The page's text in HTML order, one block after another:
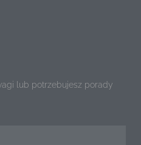
lub potrzebujesz porady